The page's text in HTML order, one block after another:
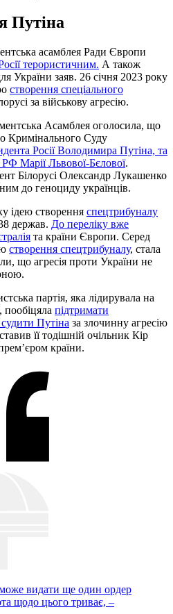
Путіна
асамблея Ради Європи
терористичним. А також
України заяв. 26 січня 2023 року
створення спеціального
за військову агресію.
Асамблея оголосила, що
Кримінального Суду
Росії Володимира Путіна, та
Марії Львової-Бєлової.
Білорусі Олександр Лукашенко
до геноциду українців.
ідею створення спецтрибуналу
держав. До переліку вже
та країни Європи. Серед
створення спецтрибуналу, стала
що агресія проти України не
партія, яка лідирувала на
пообіцяла підтримати
Путіна за злочинну агресію
її тодішній очільник Кір
країни.
видати ще один ордер
щодо цього триває, –